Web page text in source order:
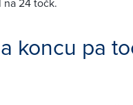
koncu pa